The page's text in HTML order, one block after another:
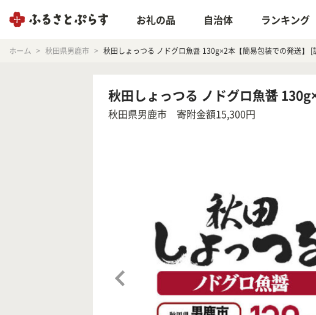
お礼の品 自治体 ランキング
ホーム 秋田県男鹿市 秋田しょっつる ノドグロ魚醤 130g×2本【簡易包装での発送】
秋田しょっつる ノドグロ魚醤
秋田県男鹿市 寄附金額15,300円